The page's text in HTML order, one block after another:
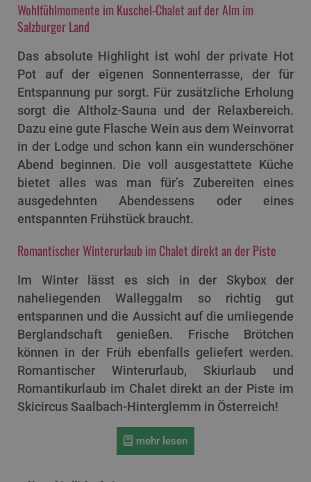
Wohlfühlmomente im Kuschel-Chalet auf der Alm im
Salzburger Land
Das absolute Highlight ist wohl der private Hot
Pot auf der eigenen Sonnenterrasse, der für
Entspannung pur sorgt. Für zusätzliche Erholung
sorgt die Altholz-Sauna und der Relaxbereich.
Dazu eine gute Flasche Wein aus dem Weinvorrat
in der Lodge und schon kann ein wunderschöner
Abend beginnen. Die voll ausgestattete Küche
bietet alles was man für’s Zubereiten eines
ausgedehnten Abendessens oder eines
entspannten Frühstück braucht.
Romantischer Winterurlaub im Chalet direkt an der Piste
Im Winter lässt es sich in der Skybox der
naheliegenden Walleggalm so richtig gut
entspannen und die Aussicht auf die umliegende
Berglandschaft genießen. Frische Brötchen
können in der Früh ebenfalls geliefert werden.
Romantischer Winterurlaub, Skiurlaub und
Romantikurlaub im Chalet direkt an der Piste im
Skicircus Saalbach-Hinterglemm in Österreich!
mehr lesen